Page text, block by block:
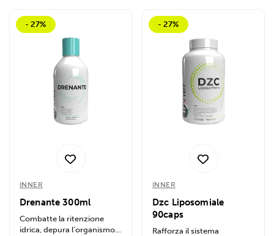
- 27%
INNER
Drenante 300ml
Combatte la ritenzione
idrica, depura l’organismo,
- 27%
INNER
Dzc Liposomiale
90caps
Rafforza il sistema